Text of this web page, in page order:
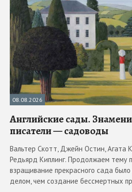
08.08.2026
Английские сады.
писатели — садоводы
Вальтер Скотт, Джейн Остин, Агата
Редьярд Киплинг. Продолжаем тему
взращивание прекрасного сада
делом, чем создание бессмертных